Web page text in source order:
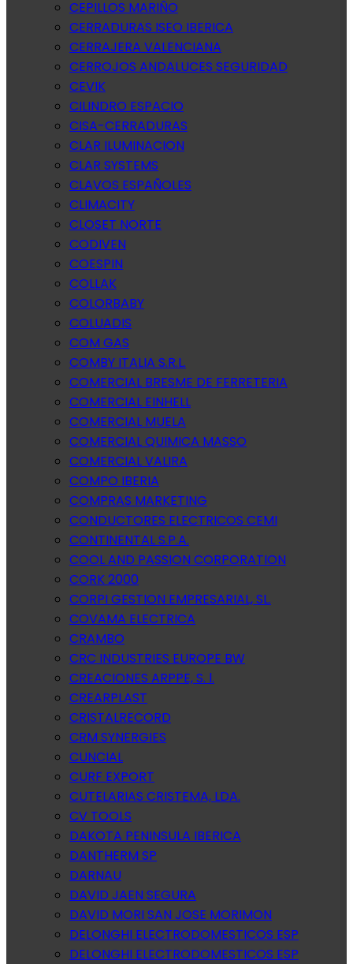
CEPILLOS MARIÑO
CERRADURAS ISEO IBERICA
CERRAJERA VALENCIANA
CERROJOS ANDALUCES SEGURIDAD
CEVIK
CILINDRO ESPACIO
CISA-CERRADURAS
CLAR ILUMINACION
CLAR SYSTEMS
CLAVOS ESPAÑOLES
CLIMACITY
CLOSET NORTE
CODIVEN
COESPIN
COLLAK
COLORBABY
COLUADIS
COM GAS
COMBY ITALIA S.R.L.
COMERCIAL BRESME DE FERRETERIA
COMERCIAL EINHELL
COMERCIAL MUELA
COMERCIAL QUIMICA MASSO
COMERCIAL VALIRA
COMPO IBERIA
COMPRAS MARKETING
CONDUCTORES ELECTRICOS CEMI
CONTINENTAL S.P.A.
COOL AND PASSION CORPORATION
CORK 2000
CORPI GESTION EMPRESARIAL, SL.
COVAMA ELECTRICA
CRAMBO
CRC INDUSTRIES EUROPE BW
CREACIONES ARPPE, S. l.
CREARPLAST
CRISTALRECORD
CRM SYNERGIES
CUNCIAL
CURF EXPORT
CUTELARIAS CRISTEMA, LDA.
CV TOOLS
DAKOTA PENINSULA IBERICA
DANTHERM SP
DARNAU
DAVID JAEN SEGURA
DAVID MORI SAN JOSE MORIMON
DELONGHI ELECTRODOMESTICOS ESP
DELONGHI ELECTRODOMESTICOS ESP